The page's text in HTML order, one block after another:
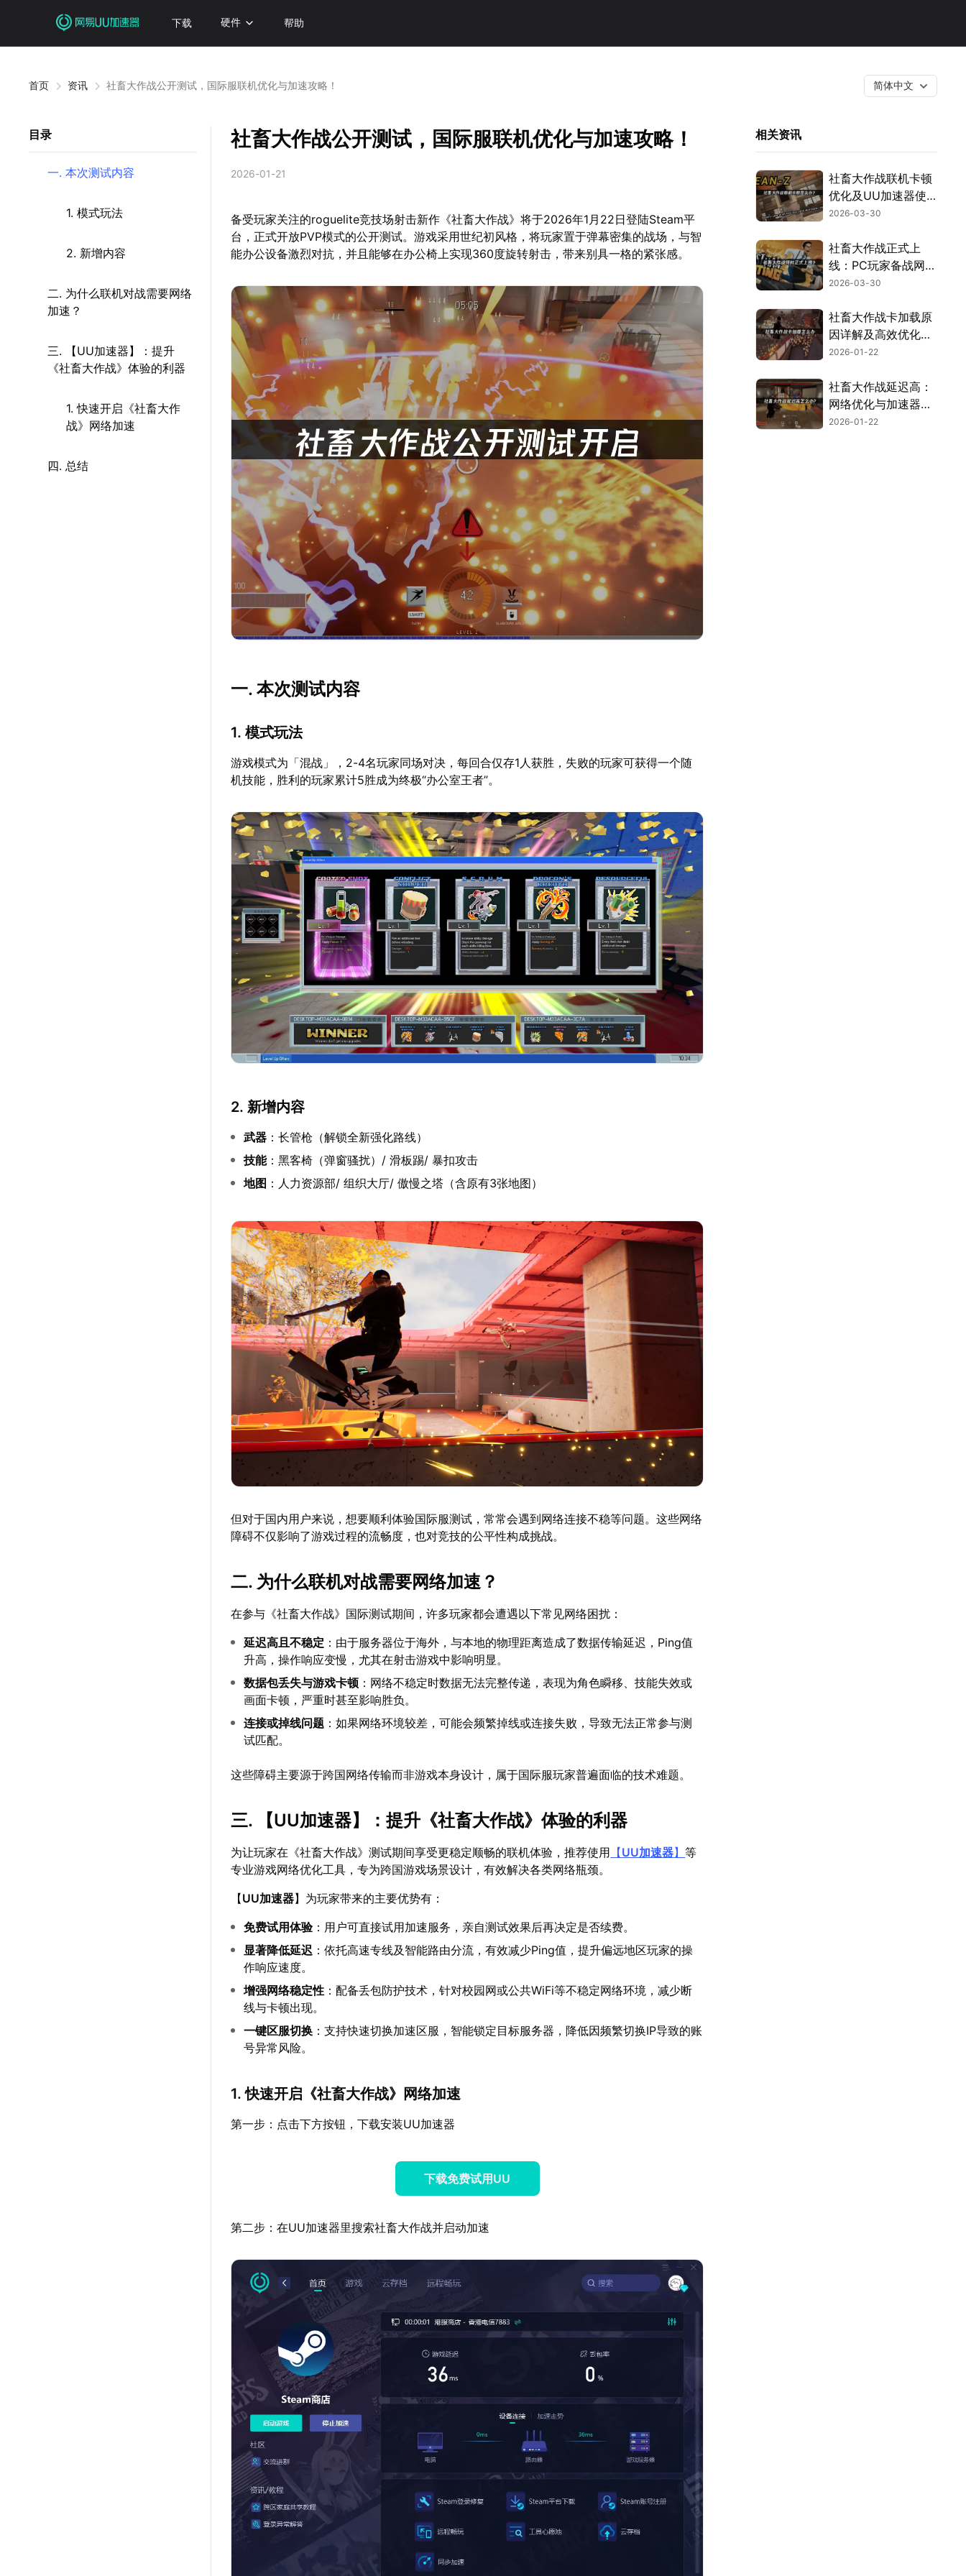
下载 硬件 帮助
首页 资讯 社畜大作战公开测试，国际服联机优化与加速攻略！ 简体中文
目录
一. 本次测试内容
1. 模式玩法
2. 新增内容
二. 为什么联机对战需要网络
加速？
三. 【UU加速器】：提升
《社畜大作战》体验的利器
1. 快速开启《社畜大作
战》网络加速
四. 总结
社畜大作战公开测试，国际服联机优化与加速攻略！
2026-01-21
备受玩家关注的roguelite竞技场射击新作《社畜大作战》将于2026年1月22日登陆Steam平
台，正式开放PVP模式的公开测试。游戏采用世纪初风格，将玩家置于弹幕密集的战场，与智
能办公设备激烈对抗，并且能够在办公椅上实现360度旋转射击，带来别具一格的紧张感。
一. 本次测试内容
1. 模式玩法
游戏模式为「混战」，2-4名玩家同场对决，每回合仅存1人获胜，失败的玩家可获得一个随
机技能，胜利的玩家累计5胜成为终极“办公室王者”。
2. 新增内容
武器 ：长管枪（解锁全新强化路线）
技能：黑客椅（弹窗骚扰）/ 滑板踢/ 暴扣攻击
地图 ：人力资源部/ 组织大厅/ 傲慢之塔（含原有3张地图）
但对于国内用户来说，想要顺利体验国际服测试，常常会遇到网络连接不稳等问题。这些网络
障碍不仅影响了游戏过程的流畅度，也对竞技的公平性构成挑战。
二. 为什么联机对战需要网络加速？
在参与《社畜大作战》国际测试期间，许多玩家都会遭遇以下常见网络困扰：
延迟高且不稳定 ：由于服务器位于海外，与本地的物理距离造成了数据传输延迟，Ping值
升高，操作响应变慢，尤其在射击游戏中影响明显。
数据包丢失与游戏卡顿 ：网络不稳定时数据无法完整传递，表现为角色瞬移、技能失效或
画面卡顿，严重时甚至影响胜负。
连接或掉线问题 ：如果网络环境较差，可能会频繁掉线或连接失败，导致无法正常参与测
试匹配。
这些障碍主要源于跨国网络传输而非游戏本身设计，属于国际服玩家普遍面临的技术难题。
三. 【UU加速器】：提升《社畜大作战》体验的利器
为让玩家在《社畜大作战》测试期间享受更稳定顺畅的联机体验，推荐使用 【UU加速器】等
专业游戏网络优化工具，专为跨国游戏场景设计，有效解决各类网络瓶颈。
【UU加速器】为玩家带来的主要优势有：
免费试用体验：用户可直接试用加速服务，亲自测试效果后再决定是否续费。
显著降低延迟 ：依托高速专线及智能路由分流，有效减少Ping值，提升偏远地区玩家的操
作响应速度。
增强网络稳定性 ：配备丢包防护技术，针对校园网或公共WiFi等不稳定网络环境，减少断
线与卡顿出现。
一键区服切换 ：支持快速切换加速区服，智能锁定目标服务器，降低因频繁切换IP导致的账
号异常风险。
1. 快速开启《社畜大作战》网络加速
第一步：点击下方按钮，下载安装UU加速器
下载免费试用UU
第二步：在UU加速器里搜索社畜大作战并启动加速
相关资讯
社畜大作战联机卡顿
优化及UU加速器使
用指南！
2026-03-30
社畜大作战正式上
线：PC玩家备战网络
挑战！
2026-03-30
社畜大作战卡加载原
因详解及高效优化方
法！
2026-01-22
社畜大作战延迟高：
网络优化与加速器推
荐！
2026-01-22